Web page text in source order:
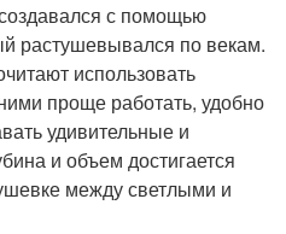
с помощью
растушевывался по векам.
использовать
проще работать, удобно
удивительные и
и объем достигается
между светлыми и